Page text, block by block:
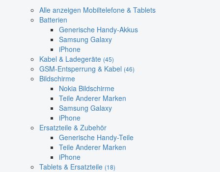
Alle anzeigen Mobiltelefone & Tablets
Batterien
Generische Handy-Akkus
Samsung Galaxy
iPhone
Kabel & Ladegeräte (45)
GSM-Entsperrung & Kabel (46)
Bildschirme
Nokia Bildschirme
Teile Anderer Marken
Samsung Galaxy
iPhone
Ersatzteile & Zubehör
Generische Handy-Teile
Teile Anderer Marken
iPhone
Tablets & Ersatzteile (18)